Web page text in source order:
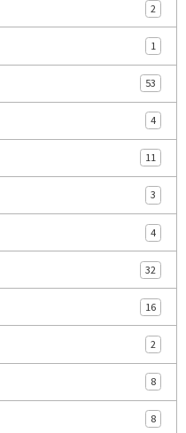
2
1
53
4
11
3
4
32
16
2
8
8